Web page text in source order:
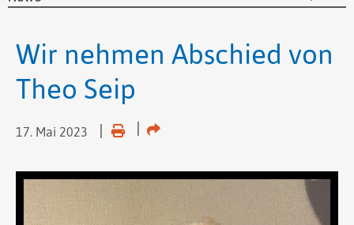
Wir nehmen Abschied von
Theo Seip
17. Mai 2023